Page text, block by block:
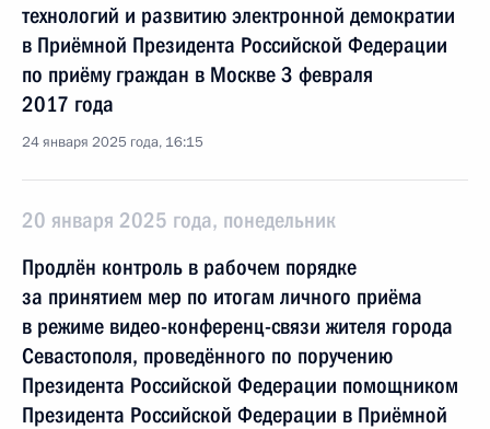
технологий и развитию электронной демократии
в Приёмной Президента Российской Федерации
по приёму граждан в Москве 3 февраля
2017 года
24 января 2025 года, 16:15
20 января 2025 года, понедельник
Продлён контроль в рабочем порядке
за принятием мер по итогам личного приёма
в режиме видео-конференц-связи жителя города
Севастополя, проведённого по поручению
Президента Российской Федерации помощником
Президента Российской Федерации в Приёмной